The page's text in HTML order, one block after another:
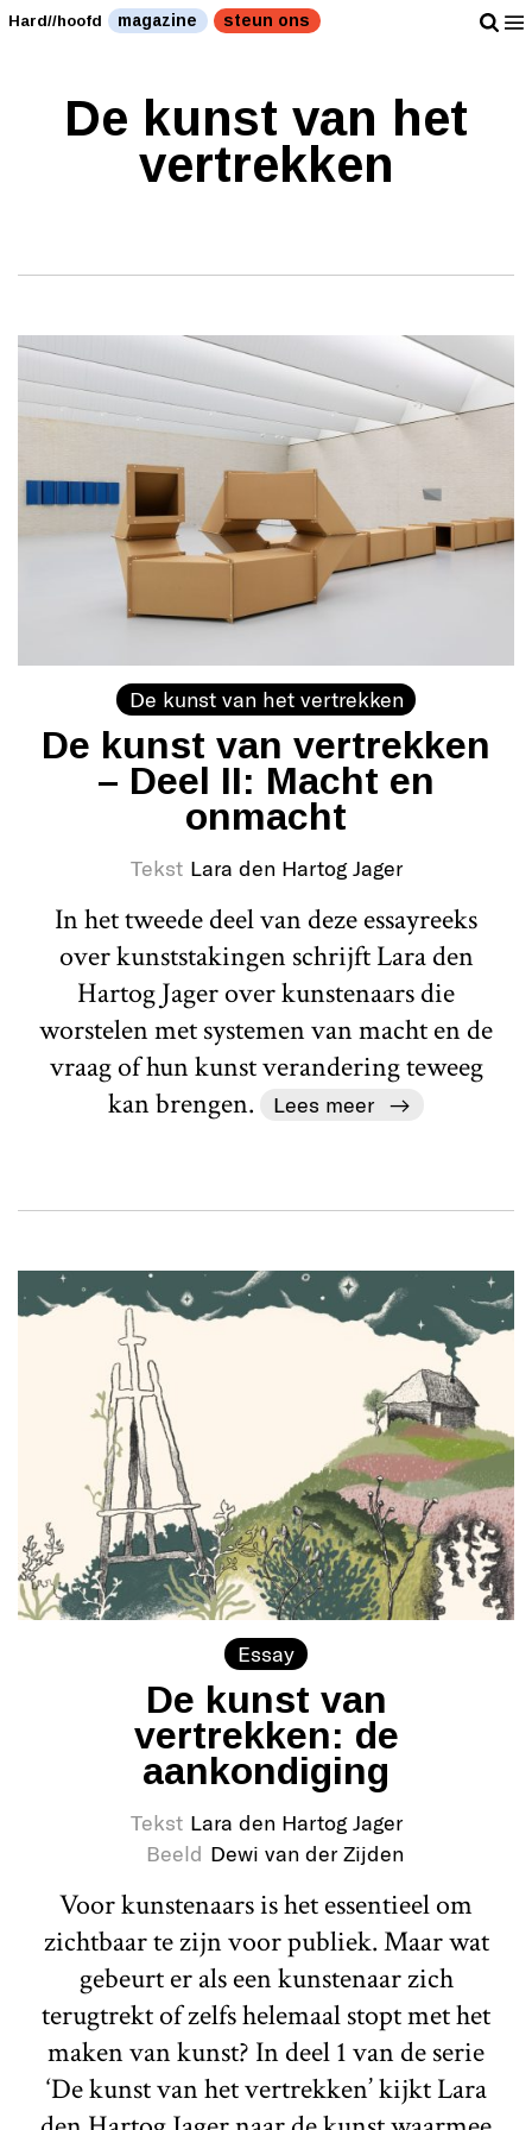
Hard//hoofd magazine steun ons
De kunst van het
vertrekken
De kunst van het vertrekken
De kunst van vertrekken
– Deel II: Macht en
onmacht
Tekst Lara den Hartog Jager
In het tweede deel van deze essayreeks
over kunststakingen schrijft Lara den
Hartog Jager over kunstenaars die
worstelen met systemen van macht en de
vraag of hun kunst verandering teweeg
kan brengen.
Lees meer
Essay
De kunst van
vertrekken: de
aankondiging
Tekst Lara den Hartog Jager
Beeld Dewi van der Zijden
Voor kunstenaars is het essentieel om
zichtbaar te zijn voor publiek. Maar wat
gebeurt er als een kunstenaar zich
terugtrekt of zelfs helemaal stopt met het
maken van kunst? In deel 1 van de serie
‘De kunst van het vertrekken’ kijkt Lara